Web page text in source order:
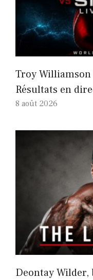
Troy
Résultats en
8 août 2026
Deontay